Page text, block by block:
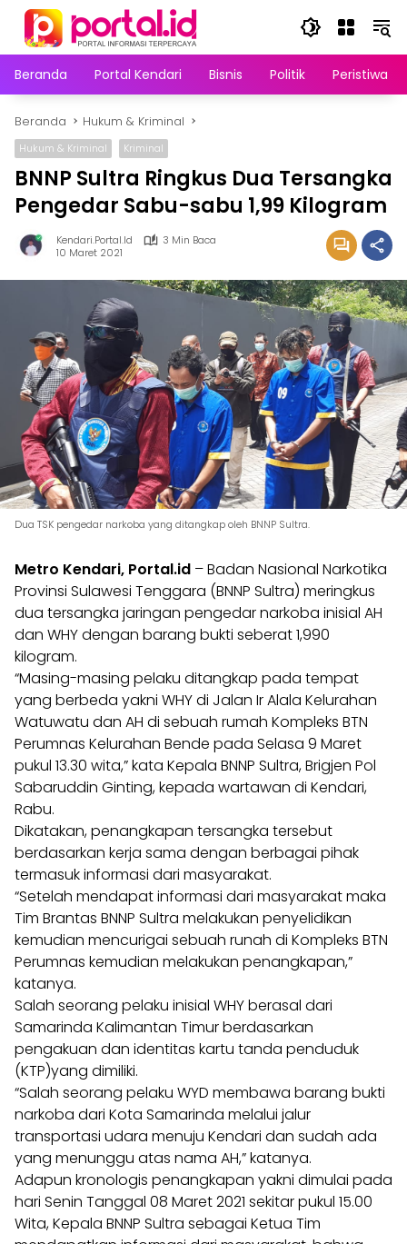
Langsung
konten
Beranda
Portal Kendari Bisnis Politik Peristiwa
Beranda Hukum & Kriminal
Hukum & Kriminal Kriminal
BNNP Sultra Ringkus Dua Tersangka
Pengedar Sabu-sabu 1,99 Kilogram
Kendari.portal.id
3 Min Baca
10 Maret 2021
Dua TSK pengedar narkoba yang ditangkap oleh BNNP Sultra.
Metro Kendari, Portal.id – Badan Nasional Narkotika
Provinsi Sulawesi Tenggara (BNNP Sultra) meringkus
dua tersangka jaringan pengedar narkoba inisial AH
dan WHY dengan barang bukti seberat 1,990
kilogram.
“Masing-masing pelaku ditangkap pada tempat
yang berbeda yakni WHY di Jalan Ir Alala Kelurahan
Watuwatu dan AH di sebuah rumah Kompleks BTN
Perumnas Kelurahan Bende pada Selasa 9 Maret
pukul 13.30 wita,” kata Kepala BNNP Sultra, Brigjen Pol
Sabaruddin Ginting, kepada wartawan di Kendari,
Rabu.
Dikatakan, penangkapan tersangka tersebut
berdasarkan kerja sama dengan berbagai pihak
termasuk informasi dari masyarakat.
“Setelah mendapat informasi dari masyarakat maka
Tim Brantas BNNP Sultra melakukan penyelidikan
kemudian mencurigai sebuah runah di Kompleks BTN
Perumnas kemudian melakukan penangkapan,”
katanya.
Salah seorang pelaku inisial WHY berasal dari
Samarinda Kalimantan Timur berdasarkan
pengakuan dan identitas kartu tanda penduduk
(KTP)yang dimiliki.
“Salah seorang pelaku WYD membawa barang bukti
narkoba dari Kota Samarinda melalui jalur
transportasi udara menuju Kendari dan sudah ada
yang menunggu atas nama AH,” katanya.
Adapun kronologis penangkapan yakni dimulai pada
hari Senin Tanggal 08 Maret 2021 sekitar pukul 15.00
Wita, Kepala BNNP Sultra sebagai Ketua Tim